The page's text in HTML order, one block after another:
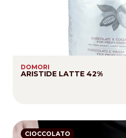
DOMORI
ARISTIDE LATTE 42%
CIOCCOLATO